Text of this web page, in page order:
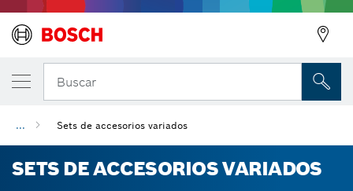
Buscar
... Sets de accesorios variados
SETS DE ACCESORIOS VARIADOS